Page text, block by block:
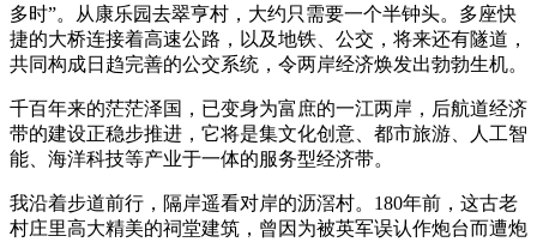
多时”。从康乐园去翠亨村，大约只需要一个半钟头。多座快
捷的大桥连接着高速公路，以及地铁、公交，将来还有隧道，
共同构成日趋完善的公交系统，令两岸经济焕发出勃勃生机。
千百年来的茫茫泽国，已变身为富庶的一江两岸，后航道经济
带的建设正稳步推进，它将是集文化创意、都市旅游、人工智
能、海洋科技等产业于一体的服务型经济带。
我沿着步道前行，隔岸遥看对岸的沥滘村。180年前，这古老
村庄里高大精美的祠堂建筑，曾因为被英军误认作炮台而遭炮